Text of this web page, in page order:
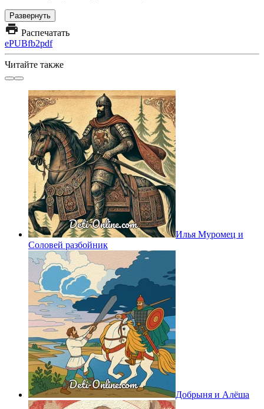
Развернуть
Распечатать
ePUBfb2pdf
Читайте также
Илья Муромец и
Соловей разбойник
Добрыня и Алёша